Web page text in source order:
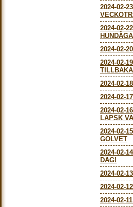
2024-02-23
2024-02-22
2024-02-20
2024-02-19
2024-02-18
2024-02-17
2024-02-16
LAPSK
2024-02-15
GOLVET
2024-02-14
DAG!
2024-02-13
2024-02-12
2024-02-11